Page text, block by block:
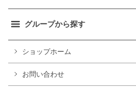
グループから探す
ショップホーム
お問い合わせ